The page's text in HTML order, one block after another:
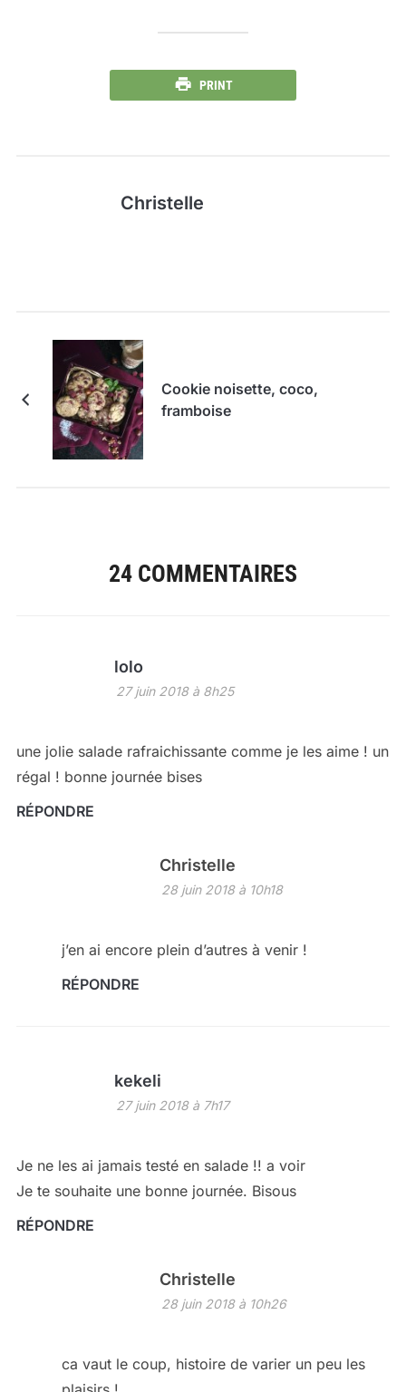
PRINT
Christelle
Cookie noisette, coco,
framboise
24 COMMENTAIRES
lolo
27 juin 2018 à 8h25
une jolie salade rafraichissante comme je les aime ! un
régal ! bonne journée bises
RÉPONDRE
Christelle
28 juin 2018 à 10h18
j’en ai encore plein d’autres à venir !
RÉPONDRE
kekeli
27 juin 2018 à 7h17
Je ne les ai jamais testé en salade !! a voir
Je te souhaite une bonne journée. Bisous
RÉPONDRE
Christelle
28 juin 2018 à 10h26
ca vaut le coup, histoire de varier un peu les